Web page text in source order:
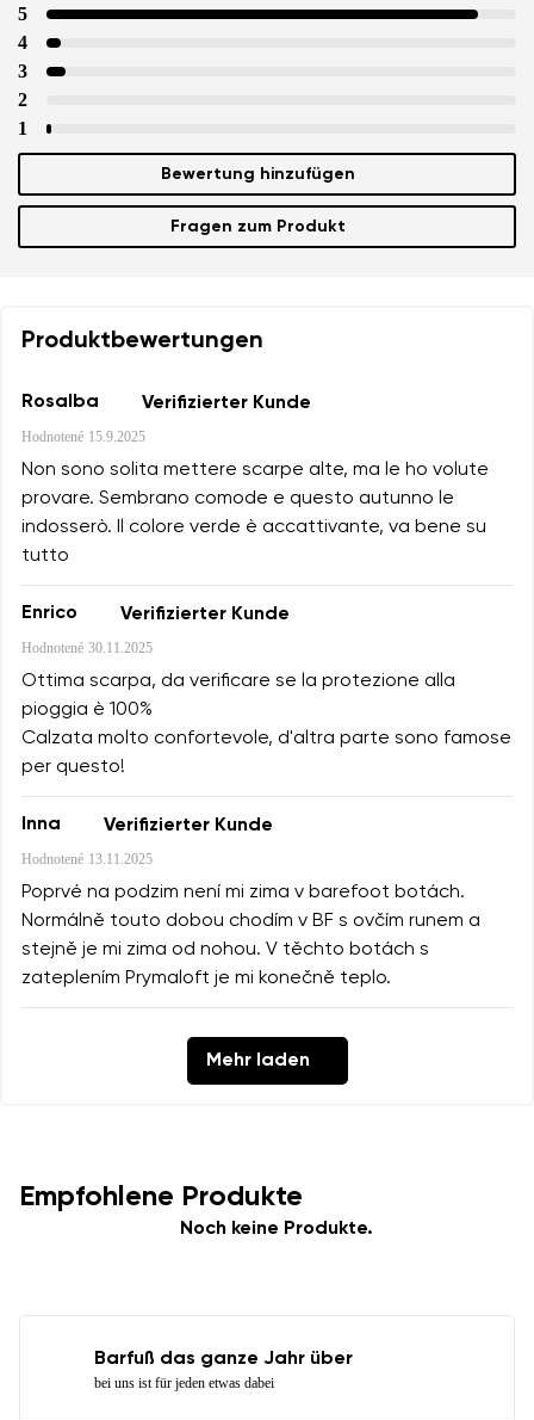
5
4
3
2
1
Bewertung hinzufügen
Fragen zum Produkt
Produktbewertungen
Rosalba Verifizierter Kunde
Hodnotené 15.9.2025
Non sono solita mettere scarpe alte, ma le ho volute
provare. Sembrano comode e questo autunno le
indosserò. Il colore verde è accattivante, va bene su
tutto
Enrico Verifizierter Kunde
Hodnotené 30.11.2025
Ottima scarpa, da verificare se la protezione alla
pioggia è 100%
Calzata molto confortevole, d'altra parte sono famose
per questo!
Inna Verifizierter Kunde
Hodnotené 13.11.2025
Poprvé na podzim není mi zima v barefoot botách.
Normálně touto dobou chodím v BF s ovčím runem a
stejně je mi zima od nohou. V těchto botách s
zateplením Prymaloft je mi konečně teplo.
Mehr laden
Empfohlene Produkte
Noch keine Produkte.
Barfuß das ganze Jahr über
bei uns ist für jeden etwas dabei